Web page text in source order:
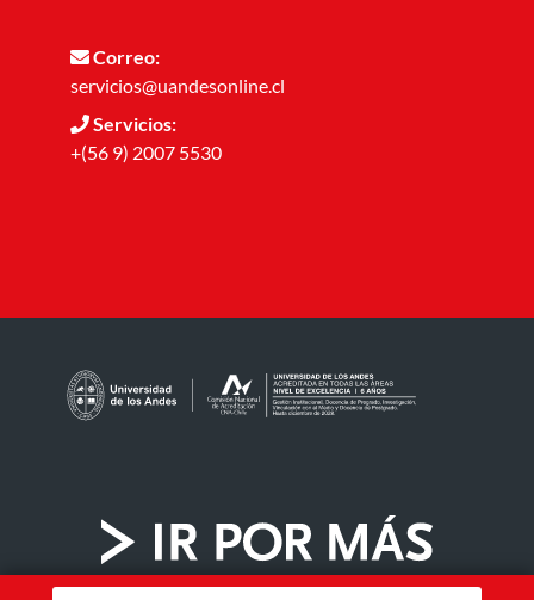
Correo:
servicios@uandesonline.cl
Servicios:
+(56 9) 2007 5530